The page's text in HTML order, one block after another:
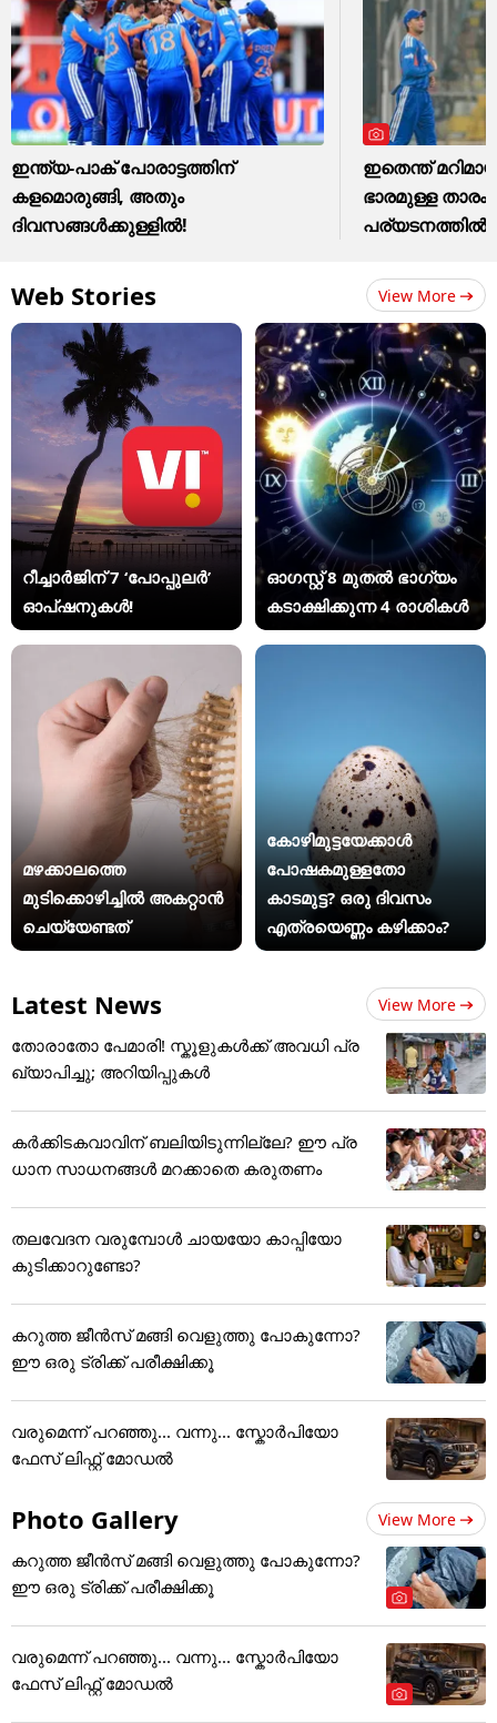
ഇന്ത്യ-പാക് പോരാട്ടത്തിന്
കളമൊരുങ്ങി, അതും
ദിവസങ്ങള്‍ക്കുള്ളില്‍!
ഇതെന്ത്
ഭാരമുള്ള
പര്യടനത്തില്‍!
Web Stories View More
റീച്ചാർജിന് 7 ‘പോപ്പുലർ’
ഓപ്ഷനുകൾ!
ഓഗസ്റ്റ് 8 മുതൽ ഭാഗ്യം
കടാക്ഷിക്കുന്ന 4 രാശികൾ
മഴക്കാലത്തെ
മുടിക്കൊഴിച്ചിൽ അകറ്റാൻ
ചെയ്യേണ്ടത്
കോഴിമുട്ടയേക്കാൾ
പോഷകമുള്ളതോ
കാടമുട്ട? ഒരു ദിവസം
എത്രയെണ്ണം കഴിക്കാം?
Latest News View More
തോരാതോ പേമാരി! സ്കൂളുകൾക്ക് അവധി പ്ര
ഖ്യാപിച്ചു; അറിയിപ്പുകൾ
കർക്കിടകവാവിന് ബലിയിടുന്നില്ലേ? ഈ പ്ര
ധാന സാധനങ്ങൾ മറക്കാതെ കരുതണം
തലവേദന വരുമ്പോൾ ചായയോ കാപ്പിയോ
കുടിക്കാറുണ്ടോ?
കറുത്ത ജീൻസ് മങ്ങി വെളുത്തു പോകുന്നോ?
ഈ ഒരു ട്രിക്ക് പരീക്ഷിക്കൂ
വരുമെന്ന് പറഞ്ഞു... വന്നു... സ്കോർപിയോ
ഫേസ് ലിഫ്റ്റ് മോഡൽ
Photo Gallery View More
കറുത്ത ജീൻസ് മങ്ങി വെളുത്തു പോകുന്നോ?
ഈ ഒരു ട്രിക്ക് പരീക്ഷിക്കൂ
വരുമെന്ന് പറഞ്ഞു... വന്നു... സ്കോർപിയോ
ഫേസ് ലിഫ്റ്റ് മോഡൽ